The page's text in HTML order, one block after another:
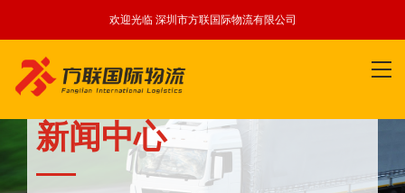
欢迎光临 深圳市方联国际物流有限公司
新闻中心